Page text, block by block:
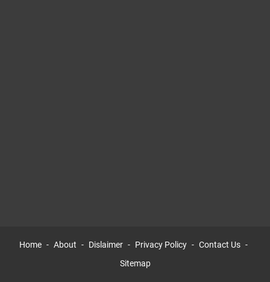
Home About Dislaimer Privacy Policy
Contact Us
Sitemap